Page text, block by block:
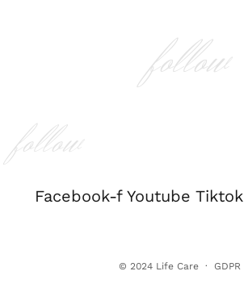
follow
follow
Facebook-f Youtube Tiktok
© 2024 Life Care· GDPR